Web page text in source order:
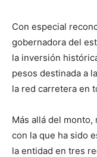
Con especial
gobernadora del
la inversión
pesos destinada a
la red carretera en
Más allá del
con la que ha sido
la entidad en tres